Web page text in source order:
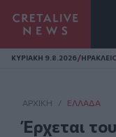
Homepage
ΚΥΡΙΑΚΗ 9.8.2026/
ΑΡΧΙΚΗ / ΕΛΛΆΔΑ
Έρχεται